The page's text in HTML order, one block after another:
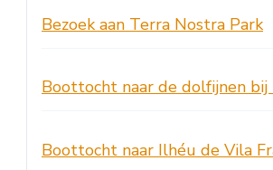
Bezoek aan Terra Nostra Park
Boottocht naar de dolfijnen bij
Boottocht naar Ilhéu de Vila